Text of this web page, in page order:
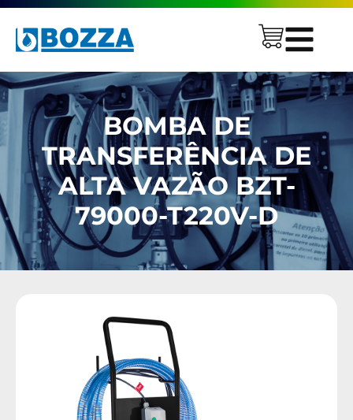
BOMBA DE
TRANSFERÊNCIA DE
ALTA VAZÃO BZT-
79000-T220V-D